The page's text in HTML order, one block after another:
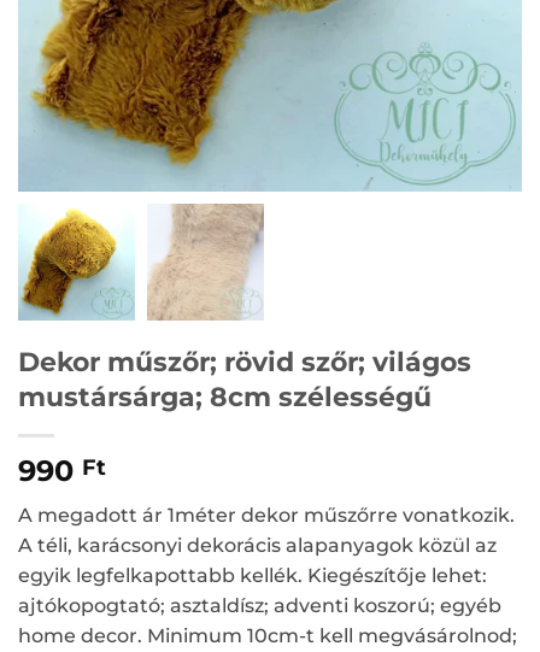
Dekor műszőr; rövid szőr; világos
mustársárga; 8cm szélességű
990 Ft
A megadott ár 1méter dekor műszőrre vonatkozik.
A téli, karácsonyi dekorácis alapanyagok közül az
egyik legfelkapottabb kellék. Kiegészítője lehet:
ajtókopogtató; asztaldísz; adventi koszorú; egyéb
home decor. Minimum 10cm-t kell megvásárolnod;